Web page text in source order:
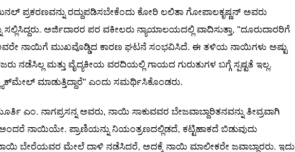
ಪ್ರಕರಣವನ್ನು ರದ್ದುಪಡಿಸಬೇಕೆಂದು ಕೋರಿ ಲಲಿತಾ ಗೋಪಾಲಕೃಷ್ಣನ್ ಅವರು
ಅರ್ಜಿದಾರರ ಪರ ವಕೀಲರು ನ್ಯಾಯಾಲಯದಲ್ಲಿ ವಾದಿಸುತ್ತಾ, "ದೂರುದಾರರಿಗೆ
ನಾಯಿಗೆ ಮುಖವೊಡ್ಡಿದ ಕಾರಣ ಘಟನೆ ಸಂಭವಿಸಿದೆ. ಈ ತಳಿಯ ನಾಯಿಗಳು ಅಷ್ಟು
ಮತ್ತು ವೈದ್ಯಕೀಯ ವರದಿಯಲ್ಲಿ ಗಾಯದ ಗುರುತುಗಳ ಬಗ್ಗೆ ಸ್ಪಷ್ಟತೆ ಇಲ್ಲ.
ಮಾಡುತ್ತಿದ್ದಾರೆ" ಎಂದು ಸಮರ್ಥಿಸಿಕೊಂಡರು.
ಎಂ. ನಾಗಪ್ರಸನ್ನ ಅವರು, ನಾಯಿ ಸಾಕುವವರ ಬೇಜವಾಬ್ದಾರಿತನವನ್ನು ತೀವ್ರವಾಗಿ
ನಾಯಿಯೇ. ಪ್ರಾಣಿಯನ್ನು ನಿಯಂತ್ರಣದಲ್ಲಿಡದೆ, ಕಟ್ಟಿಹಾಕದೆ ಬಿಡುವುದು
ನಾಯಿ ಬೇರೆಯವರ ಮೇಲೆ ದಾಳಿ ನಡೆಸಿದರೆ, ಅದಕ್ಕೆ ನಾಯಿ ಮಾಲೀಕರೇ ಜವಾಬ್ದಾರರು. ಇದು